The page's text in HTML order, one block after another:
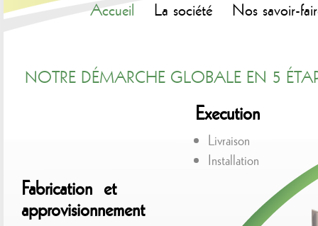
Accueil La société Nos savoir-
NOTRE DÉMARCHE GLOBALE EN 5
Fabrication et
approvisionnement
Execution
Livraison
Installation